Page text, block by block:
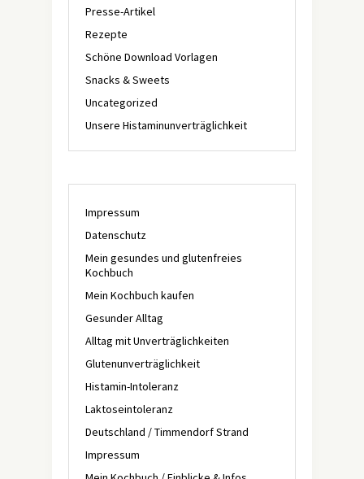
Presse-Artikel
Rezepte
Schöne Download Vorlagen
Snacks & Sweets
Uncategorized
Unsere Histaminunverträglichkeit
Impressum
Datenschutz
Mein gesundes und glutenfreies
Kochbuch
Mein Kochbuch kaufen
Gesunder Alltag
Alltag mit Unverträglichkeiten
Glutenunverträglichkeit
Histamin-Intoleranz
Laktoseintoleranz
Deutschland / Timmendorf Strand
Impressum